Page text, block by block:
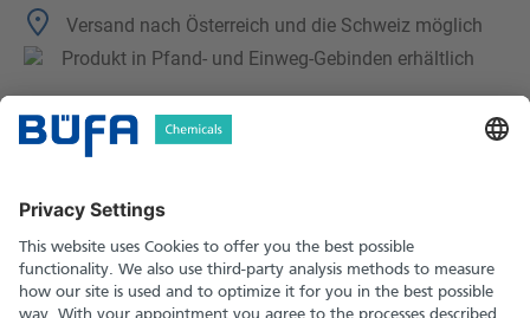
Versand nach Österreich und die Schweiz möglich
Produkt in Pfand- und Einweg-Gebinden erhältlich
Technische Merkmale
Sicherheitshinweise